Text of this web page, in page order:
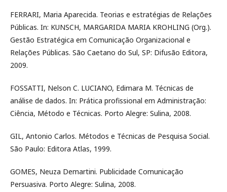
FERRARI, Maria Aparecida. Teorias e estratégias de Relações
Públicas. In: KUNSCH, MARGARIDA MARIA KROHLING (Org.).
Gestão Estratégica em Comunicação Organizacional e
Relações Públicas. São Caetano do Sul, SP: Difusão Editora,
2009.
FOSSATTI, Nelson C. LUCIANO, Edimara M. Técnicas de
análise de dados. In: Prática profissional em Administração:
Ciência, Método e Técnicas. Porto Alegre: Sulina, 2008.
GIL, Antonio Carlos. Métodos e Técnicas de Pesquisa Social.
São Paulo: Editora Atlas, 1999.
GOMES, Neuza Demartini. Publicidade Comunicação
Persuasiva. Porto Alegre: Sulina, 2008.